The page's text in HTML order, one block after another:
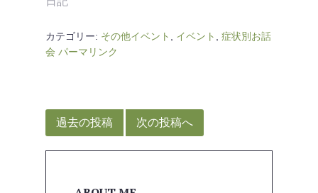
カテゴリー: その他イベント イベント
症状別お話
会 パーマリンク
稿
ナ
過去の投稿 次の投稿へ